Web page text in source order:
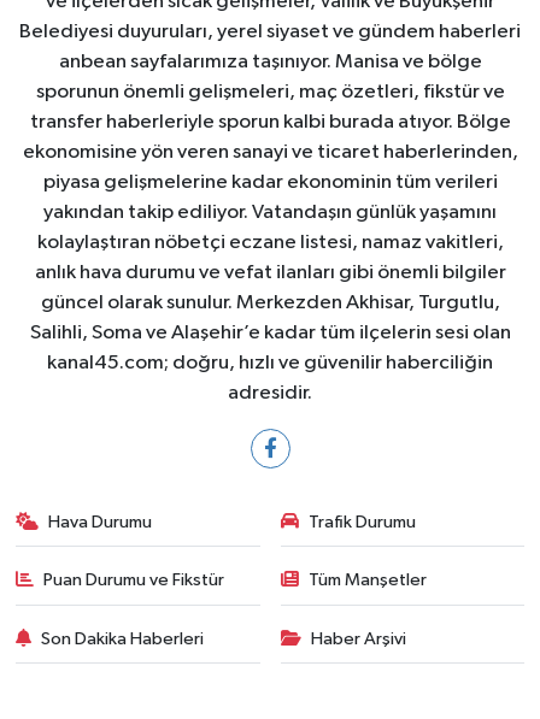
Belediyesi duyuruları, yerel siyaset ve gündem haberleri
anbean sayfalarımıza taşınıyor. Manisa ve bölge
sporunun önemli gelişmeleri, maç özetleri, fikstür ve
transfer haberleriyle sporun kalbi burada atıyor. Bölge
ekonomisine yön veren sanayi ve ticaret haberlerinden,
piyasa gelişmelerine kadar ekonominin tüm verileri
yakından takip ediliyor. Vatandaşın günlük yaşamını
kolaylaştıran nöbetçi eczane listesi, namaz vakitleri,
anlık hava durumu ve vefat ilanları gibi önemli bilgiler
güncel olarak sunulur. Merkezden Akhisar, Turgutlu,
Salihli, Soma ve Alaşehir’e kadar tüm ilçelerin sesi olan
kanal45.com; doğru, hızlı ve güvenilir haberciliğin
adresidir.
Hava Durumu Trafik Durumu
Puan Durumu ve Fikstür Tüm Manşetler
Son Dakika Haberleri Haber Arşivi